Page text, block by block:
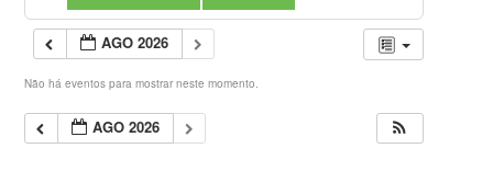
AGO 2026
Não há eventos para mostrar neste momento.
AGO 2026